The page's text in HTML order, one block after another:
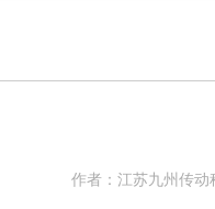
作者：江苏九州传动